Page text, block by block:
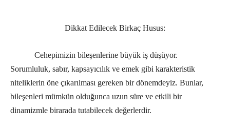
Dikkat Edilecek Birkaç Husus:
Cehepimizin bileşenlerine büyük iş düşüyor.
Sorumluluk, sabır, kapsayıcılık ve emek gibi karakteristik
niteliklerin öne çıkarılması gereken bir dönemdeyiz. Bunlar,
bileşenleri mümkün olduğunca uzun süre ve etkili bir
dinamizmle birarada tutabilecek değerlerdir.